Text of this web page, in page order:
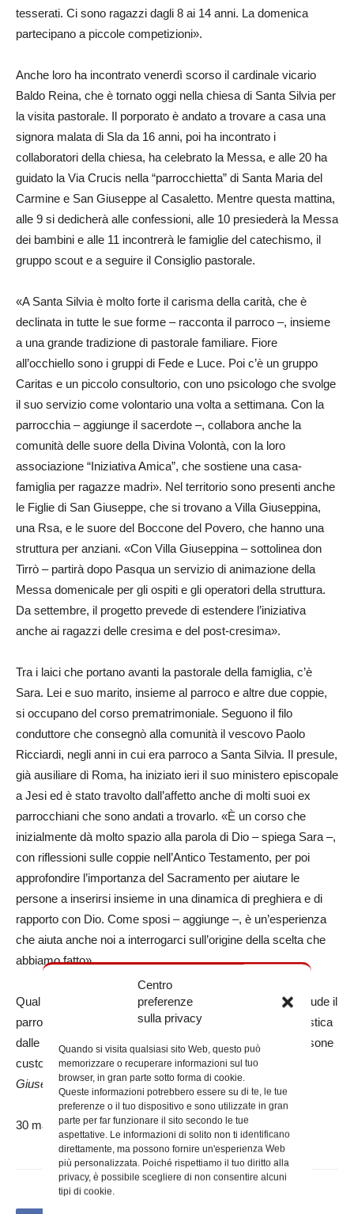
Centro
preferenze
sulla privacy
Quando si visita qualsiasi sito Web, questo può
memorizzare o recuperare informazioni sul tuo
browser, in gran parte sotto forma di cookie.
Queste informazioni potrebbero essere su di te, le tue
preferenze o il tuo dispositivo e sono utilizzate in gran
parte per far funzionare il sito secondo le tue
aspettative. Le informazioni di solito non ti identificano
direttamente, ma possono fornire un'esperienza Web
più personalizzata. Poiché rispettiamo il tuo diritto alla
privacy, è possibile scegliere di non consentire alcuni
tipi di cookie.
tesserati. Ci sono ragazzi dagli 8 ai 14 anni. La domenica
partecipano a piccole competizioni».
Anche loro ha incontrato venerdì scorso il cardinale vicario
Baldo Reina, che è tornato oggi nella chiesa di Santa Silvia per
la visita pastorale. Il porporato è andato a trovare a casa una
signora malata di Sla da 16 anni, poi ha incontrato i
collaboratori della chiesa, ha celebrato la Messa, e alle 20 ha
guidato la Via Crucis nella “parrocchietta” di Santa Maria del
Carmine e San Giuseppe al Casaletto. Mentre questa mattina,
alle 9 si dedicherà alle confessioni, alle 10 presiederà la Messa
dei bambini e alle 11 incontrerà le famiglie del catechismo, il
gruppo scout e a seguire il Consiglio pastorale.
«A Santa Silvia è molto forte il carisma della carità, che è
declinata in tutte le sue forme – racconta il parroco –, insieme
a una grande tradizione di pastorale familiare. Fiore
all’occhiello sono i gruppi di Fede e Luce. Poi c’è un gruppo
Caritas e un piccolo consultorio, con uno psicologo che svolge
il suo servizio come volontario una volta a settimana. Con la
parrocchia – aggiunge il sacerdote –, collabora anche la
comunità delle suore della Divina Volontà, con la loro
associazione “Iniziativa Amica”, che sostiene una casa-
famiglia per ragazze madri». Nel territorio sono presenti anche
le Figlie di San Giuseppe, che si trovano a Villa Giuseppina,
una Rsa, e le suore del Boccone del Povero, che hanno una
struttura per anziani. «Con Villa Giuseppina – sottolinea don
Tirrò – partirà dopo Pasqua un servizio di animazione della
Messa domenicale per gli ospiti e gli operatori della struttura.
Da settembre, il progetto prevede di estendere l’iniziativa
anche ai ragazzi delle cresima e del post-cresima».
Tra i laici che portano avanti la pastorale della famiglia, c’è
Sara. Lei e suo marito, insieme al parroco e altre due coppie,
si occupano del corso prematrimoniale. Seguono il filo
conduttore che consegnò alla comunità il vescovo Paolo
Ricciardi, negli anni in cui era parroco a Santa Silvia. Il presule,
già ausiliare di Roma, ha iniziato ieri il suo ministero episcopale
a Jesi ed è stato travolto dall’affetto anche di molti suoi ex
parrocchiani che sono andati a trovarlo. «È un corso che
inizialmente dà molto spazio alla parola di Dio – spiega Sara –,
con riflessioni sulle coppie nell’Antico Testamento, per poi
approfondire l’importanza del Sacramento per aiutare le
persone a inserirsi insieme in una dinamica di preghiera e di
rapporto con Dio. Come sposi – aggiunge –, è un’esperienza
che aiuta anche noi a interrogarci sull’origine della scelta che
abbiamo fatto».
Qual è il motore che muove tutto? «È la preghiera – conclude il
parroco –. Ogni giovedì organizziamo l’adorazione eucaristica
dalle 6 del mattino a mezzanotte. A turno, più di cento persone
custodiscono il Santissimo durante tutta la giornata».
Giuseppe Muolo da Roma Sette)
30 marzo 2025